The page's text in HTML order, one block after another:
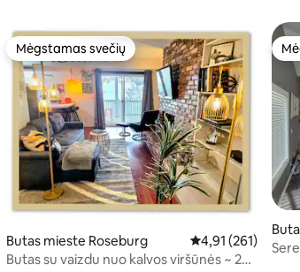
4,95 iš 5, atsiliepimų: 208
Mėgstamas svečių
Mėgstamas svečių
Butas mieste Roseburg Vidutinis
4,91 (261)
Butas su vaizdu nuo kalvos viršūnės ~ 2